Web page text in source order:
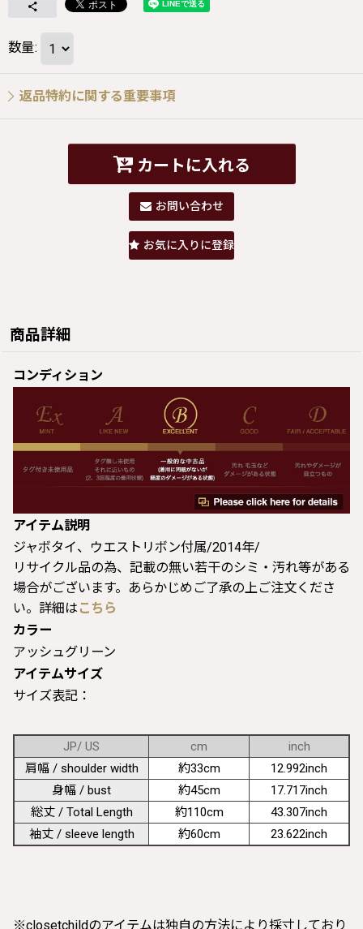
数量:
返品特約に関する重要事項
カートに入れる
お問い合わせ
お気に入りに登録
商品詳細
コンディション
アイテム説明
ジャボタイ、ウエストリボン付属/2014年/
リサイクル品の為、記載の無い若干のシミ・汚れ等がある
場合がございます。あらかじめご了承の上ご注文くださ
い。詳細は こちら
カラー
アッシュグリーン
アイテムサイズ
サイズ表記：
JP/ US cm
inch
肩幅 / shoulder width
約33cm
12.992inch
身幅 / bust
約45cm
17.717inch
総丈 / Total Length
約110cm
43.307inch
袖丈 / sleeve length
約60cm 23.622inch
※closetchildのアイテムは独自の方法により採寸しており